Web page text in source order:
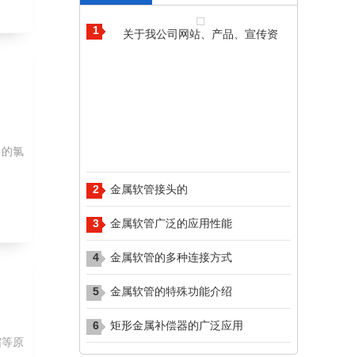
氯
原
1 关于我公司网站、产品、宣传资
2 ​​​​​​​金属软管接头的
3 金属软管广泛的应用性能
4 金属软管的多种连接方式
5 金属软管的特殊功能介绍
6 矩形金属补偿器的广泛应用